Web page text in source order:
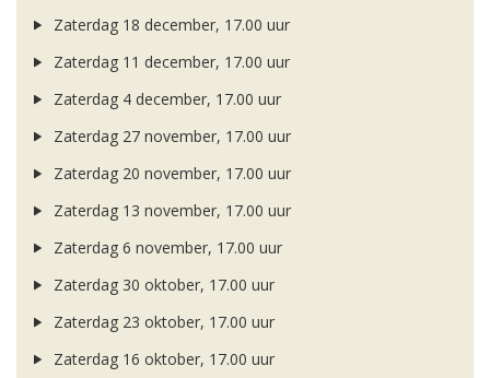
Zaterdag 18 december, 17.00 uur
Zaterdag 11 december, 17.00 uur
Zaterdag 4 december, 17.00 uur
Zaterdag 27 november, 17.00 uur
Zaterdag 20 november, 17.00 uur
Zaterdag 13 november, 17.00 uur
Zaterdag 6 november, 17.00 uur
Zaterdag 30 oktober, 17.00 uur
Zaterdag 23 oktober, 17.00 uur
Zaterdag 16 oktober, 17.00 uur